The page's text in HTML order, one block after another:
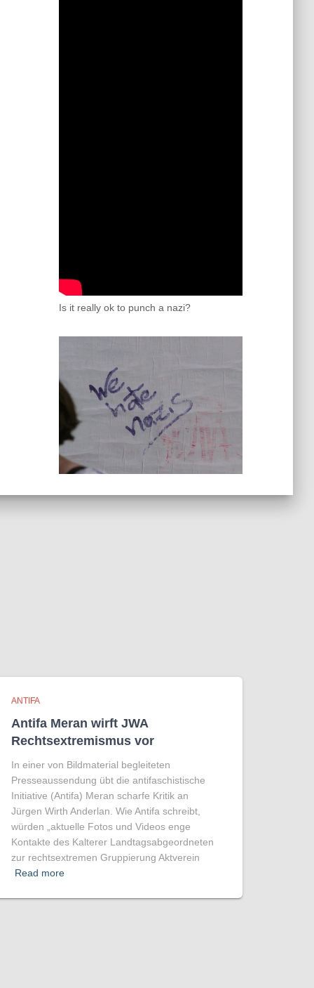
Is it really ok to punch a nazi?
ANTIFA
Antifa Meran wirft JWA
Rechtsextremismus vor
In einer von Bildmaterial begleiteten
Presseaussendung übt die antifaschistische
Initiative (Antifa) Meran scharfe Kritik an
Jürgen Wirth Anderlan. Wie Antifa schreibt,
würden „aktuelle Fotos und Videos enge
Kontakte des Kalterer Landtagsabgeordneten
zur rechtsextremen Gruppierung Aktverein
Read more